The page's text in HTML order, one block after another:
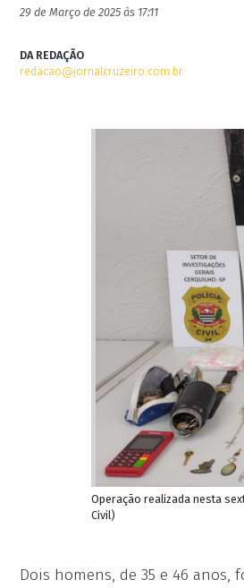
29 de Março de 2025 às 17:11
DA REDAÇÃO
redacao@jornalcruzeiro.com.br
Operação realizada nesta
Civil)
Dois homens, de 35 e 46 anos,